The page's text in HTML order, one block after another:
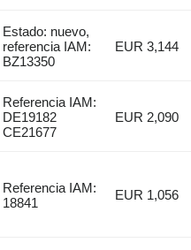
Estado: nuevo,
referencia IAM:
BZ13350
EUR 3,144
Referencia IAM:
DE19182
CE21677
EUR 2,090
Referencia IAM:
18841
EUR 1,056